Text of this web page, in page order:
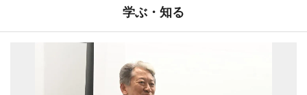
学ぶ・知る